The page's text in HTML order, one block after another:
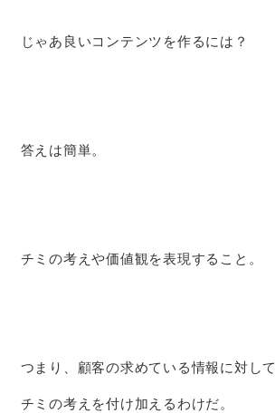
じゃあ良いコンテンツを作るには？
答えは簡単。
チミの考えや価値観を表現すること。
つまり、顧客の求めている情報に対して
チミの考えを付け加えるわけだ。